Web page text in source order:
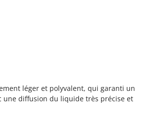
tracteur
de protection des voies respiratoires
Récolte des olives
et huile
léger et polyvalent, qui garanti un
une diffusion du liquide très précise et